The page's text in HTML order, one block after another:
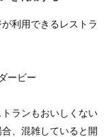
利用できるレストラ
ービー
ランもおいしくない
、混雑していると開